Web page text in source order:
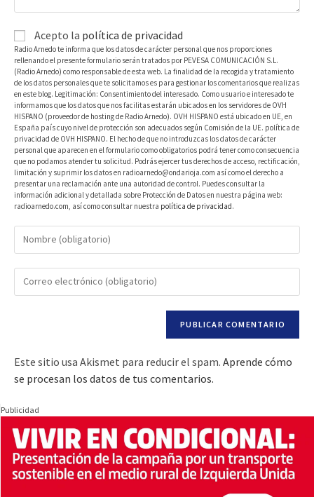
Acepto la política de privacidad
Radio Arnedo te informa que los datos de carácter personal que nos proporciones
rellenando el presente formulario serán tratados por PEVESA COMUNICACIÓN S.L.
(Radio Arnedo) como responsable de esta web. La finalidad de la recogida y tratamiento
de los datos personales que te solicitamos es para gestionar los comentarios que realizas
en este blog. Legitimación: Consentimiento del interesado. Como usuario e interesado te
informamos que los datos que nos facilitas estarán ubicados en los servidores de OVH
HISPANO (proveedor de hosting de Radio Arnedo). OVH HISPANO está ubicado en UE, en
España país cuyo nivel de protección son adecuados según Comisión de la UE. política de
privacidad de OVH HISPANO. El hecho de que no introduzcas los datos de carácter
personal que aparecen en el formulario como obligatorios podrá tener como consecuencia
que no podamos atender tu solicitud. Podrás ejercer tus derechos de acceso, rectificación,
limitación y suprimir los datos en radioarnedo@ondarioja.com así como el derecho a
presentar una reclamación ante una autoridad de control. Puedes consultar la
información adicional y detallada sobre Protección de Datos en nuestra página web:
radioarnedo.com, así como consultar nuestra política de privacidad.
Este sitio usa Akismet para reducir el spam. Aprende cómo
se procesan los datos de tus comentarios.
Publicidad